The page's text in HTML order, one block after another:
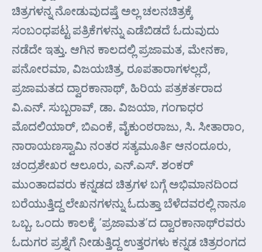
ಚಿತ್ರಗಳನ್ನ ನೋಡುವುದಷ್ತೆ ಅಲ್ಲ ಚಲನಚಿತ್ರಕ್ಕೆ
ಸಂಬಂಧಪಟ್ಟ ಪತ್ರಿಕೆಗಳನ್ನು ಎಡೆಬಿಡದೆ ಓದುವುದು
ನಡೆದೇ ಇತ್ತು. ಆಗಿನ ಕಾಲದಲ್ಲಿ ಪ್ರಜಾಮತ, ಮೇನಕಾ,
ಪನೋರಮಾ, ವಿಜಯಚಿತ್ರ, ರೂಪತಾರಾಗಳಲ್ಲದೆ,
ಪ್ರಜಾಮತದ ದ್ವಾರಕಾನಾಥ್, ಹಿರಿಯ ಪತ್ರಕರ್ತರಾದ
ವಿ.ಎನ್. ಸುಬ್ಬರಾವ್, ಡಾ. ವಿಜಯಾ, ಗಂಗಾಧರ
ಮೊದಲಿಯಾರ್, ಬಿ‌ಎಂಕೆ, ವೈಕುಂಠರಾಜು, ಸಿ. ಸೀತಾರಾಂ,
ನಾರಾಯಣಸ್ವಾಮಿ ನಂತರ ಸತ್ಯಮೂರ್ತಿ ಆನಂದೂರು,
ಚಂದ್ರಶೇಖರ ಆಲೂರು, ಎನ್.ಎಸ್. ಶಂಕರ್
ಮುಂತಾದವರು ಕನ್ನಡದ ಚಿತ್ರಗಳ ಬಗ್ಗೆ ಅಭಿಮಾನದಿಂದ
ಬರೆಯುತ್ತಿದ್ದ ಲೇಖನಗಳನ್ನು ಓದುತ್ತಾ ಬೆಳೆದವರಲ್ಲಿ ನಾನೂ
ಒಬ್ಬ. ಒಂದು ಕಾಲಕ್ಕೆ ‘ಪ್ರಜಾಮತ’ದ ದ್ವಾರಕಾನಾಥ್‌ರವರು
ಓದುಗರ ಪ್ರಶ್ನೆಗೆ ನೀಡುತ್ತಿದ್ದ ಉತ್ತರಗಳು ಕನ್ನಡ ಚಿತ್ರರಂಗದ